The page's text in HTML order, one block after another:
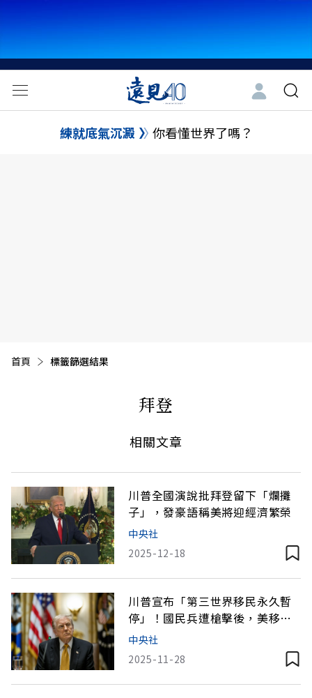
練就底氣沉澱 你看懂世界了嗎？
首頁 目前頁面：
標籤篩選結果
拜登
相關文章
川普全國演說批拜登留下「爛攤
子」，發豪語稱美將迎經濟繁榮
中央社
2025-12-18
川普宣布「第三世界移民永久暫
停」！國民兵遭槍擊後，美移民
政策再掀波
中央社
2025-11-28